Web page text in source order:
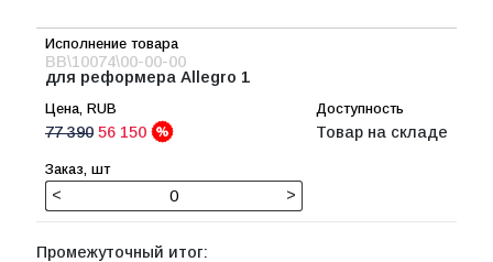
BB\10074\00-00-00
для реформера Allegro 1
77 390 56 150 Товар на складе
< >
Промежуточный итог: